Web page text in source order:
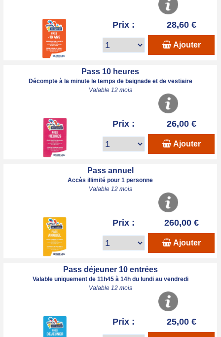
Prix : 28,60 €
Ajouter
Pass 10 heures
Décompte à la minute le temps de baignade et de vestiaire
Valable 12 mois
Prix : 26,00 €
Ajouter
Pass annuel
Accès illimité pour 1 personne
Valable 12 mois
Prix : 260,00 €
Ajouter
Pass déjeuner 10 entrées
Valable uniquement de 11h45 à 14h du lundi au vendredi
Valable 12 mois
Prix : 25,00 €